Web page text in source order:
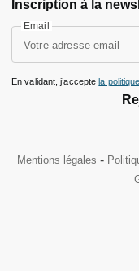
Inscription à la
Email
En validant, j’accepte la
Mentions légales